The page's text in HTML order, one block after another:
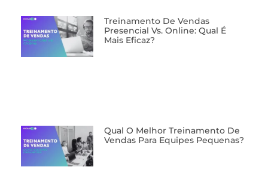
⁠Treinamento De Vendas
Presencial Vs. Online: Qual É
Mais Eficaz?
Qual O Melhor Treinamento De
Vendas Para Equipes Pequenas?